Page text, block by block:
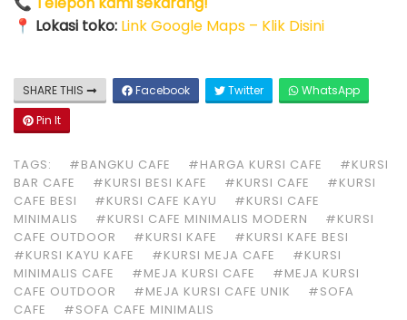
📍 Lokasi toko: Link Google Maps – Klik Disini
SHARE THIS Facebook Twitter
WhatsApp
Pin It
TAGS: #BANGKU CAFE #HARGA KURSI CAFE
#KURSI
BAR CAFE
#KURSI BESI KAFE #KURSI CAFE
#KURSI
CAFE BESI
#KURSI CAFE KAYU
#KURSI CAFE
MINIMALIS
#KURSI CAFE MINIMALIS MODERN
#KURSI
CAFE OUTDOOR
#KURSI KAFE
#KURSI KAFE BESI
#KURSI KAYU KAFE
#KURSI MEJA CAFE
#KURSI
MINIMALIS CAFE
#MEJA KURSI CAFE
#MEJA KURSI
CAFE OUTDOOR
#MEJA KURSI CAFE UNIK
#SOFA
CAFE
#SOFA CAFE MINIMALIS